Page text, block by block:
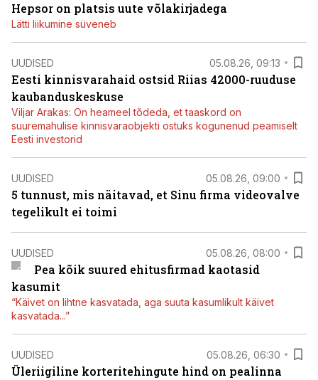
Hepsor on platsis uute võlakirjadega
Lätti liikumine süveneb
UUDISED 05.08.26, 09:13
Eesti kinnisvarahaid ostsid Riias 42000-ruuduse
kaubanduskeskuse
Viljar Arakas: On heameel tõdeda, et taaskord on
suuremahulise kinnisvaraobjekti ostuks kogunenud peamiselt
Eesti investorid
UUDISED 05.08.26, 09:00
5 tunnust, mis näitavad, et Sinu firma videovalve
tegelikult ei toimi
UUDISED 05.08.26, 08:00
Pea kõik suured ehitusfirmad kaotasid
kasumit
“Käivet on lihtne kasvatada, aga suuta kasumlikult käivet
kasvatada...”
UUDISED 05.08.26, 06:30
Üleriigiline korteritehingute hind on pealinna